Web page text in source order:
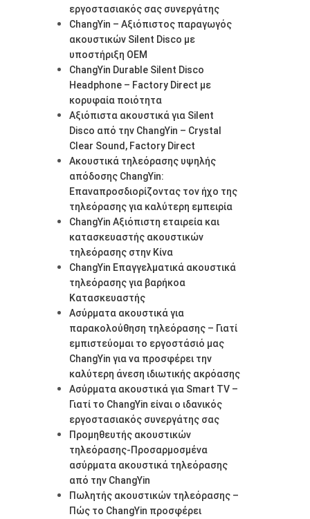
εργοστασιακός σας συνεργάτης
ChangYin – Αξιόπιστος παραγωγός
ακουστικών Silent Disco με
υποστήριξη OEM
ChangYin Durable Silent Disco
Headphone – Factory Direct με
κορυφαία ποιότητα
Αξιόπιστα ακουστικά για Silent
Disco από την ChangYin – Crystal
Clear Sound, Factory Direct
Ακουστικά τηλεόρασης υψηλής
απόδοσης ChangYin:
Επαναπροσδιορίζοντας τον ήχο της
τηλεόρασης για καλύτερη εμπειρία
ChangYin Αξιόπιστη εταιρεία και
κατασκευαστής ακουστικών
τηλεόρασης στην Κίνα
ChangYin Επαγγελματικά ακουστικά
τηλεόρασης για βαρήκοα
Κατασκευαστής
Ασύρματα ακουστικά για
παρακολούθηση τηλεόρασης – Γιατί
εμπιστεύομαι το εργοστάσιό μας
ChangYin για να προσφέρει την
καλύτερη άνεση ιδιωτικής ακρόασης
Ασύρματα ακουστικά για Smart TV –
Γιατί το ChangYin είναι ο ιδανικός
εργοστασιακός συνεργάτης σας
Προμηθευτής ακουστικών
τηλεόρασης-Προσαρμοσμένα
ασύρματα ακουστικά τηλεόρασης
από την ChangYin
Πωλητής ακουστικών τηλεόρασης –
Πώς το ChangYin προσφέρει